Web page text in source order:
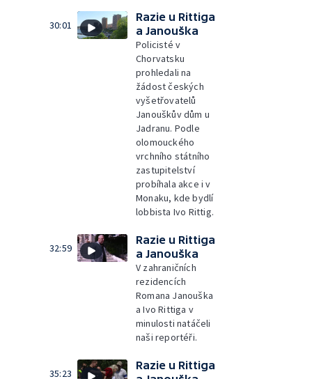
30:01
Razie u Rittiga
a Janouška
Policisté v
Chorvatsku
prohledali na
žádost českých
vyšetřovatelů
Janouškův dům u
Jadranu. Podle
olomouckého
vrchního státního
zastupitelství
probíhala akce i v
Monaku, kde bydlí
lobbista Ivo Rittig.
32:59
Razie u Rittiga
a Janouška
V zahraničních
rezidencích
Romana Janouška
a Ivo Rittiga v
minulosti natáčeli
naši reportéři.
35:23
Razie u Rittiga